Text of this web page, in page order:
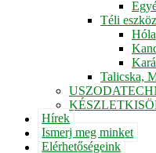
Téli
Talicska,
Hírek
Ismerj meg minket
Elérhetőségeink